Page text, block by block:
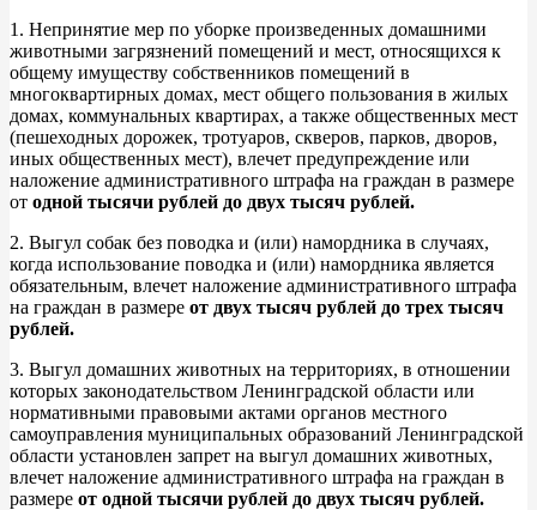
1. Непринятие мер по уборке произведенных домашними
животными загрязнений помещений и мест, относящихся к
общему имуществу собственников помещений в
многоквартирных домах, мест общего пользования в жилых
домах, коммунальных квартирах, а также общественных мест
(пешеходных дорожек, тротуаров, скверов, парков, дворов,
иных общественных мест), влечет предупреждение или
наложение административного штрафа на граждан в размере
от одной тысячи рублей до двух тысяч рублей.
2. Выгул собак без поводка и (или) намордника в случаях,
когда использование поводка и (или) намордника является
обязательным, влечет наложение административного штрафа
на граждан в размере от двух тысяч рублей до трех тысяч
рублей.
3. Выгул домашних животных на территориях, в отношении
которых законодательством Ленинградской области или
нормативными правовыми актами органов местного
самоуправления муниципальных образований Ленинградской
области установлен запрет на выгул домашних животных,
влечет наложение административного штрафа на граждан в
размере от одной тысячи рублей до двух тысяч рублей.